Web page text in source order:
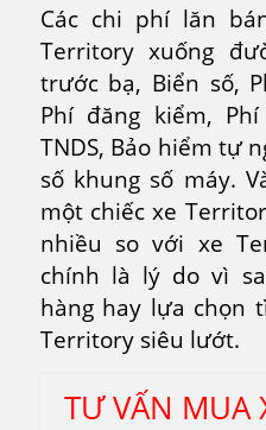
Các chi phí lăn
Territory xuống
trước bạ, Biển số,
Phí đăng kiểm,
TNDS, Bảo hiểm tự
số khung số máy.
một chiếc xe
nhiều so với xe
chính là lý do vì
hàng hay lựa chọn
Territory siêu lướt.
TƯ VẤN MUA